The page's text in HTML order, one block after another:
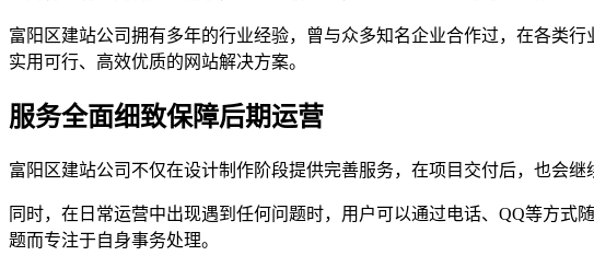
富阳区建站公司拥有多年的行业经验，曾与众多知名企业合作过，在各类
实用可行、高效优质的网站解决方案。
服务全面细致保障后期运营
富阳区建站公司不仅在设计制作阶段提供完善服务，在项目交付后，也会
同时，在日常运营中出现遇到任何问题时，用户可以通过电话、QQ等方
题而专注于自身事务处理。